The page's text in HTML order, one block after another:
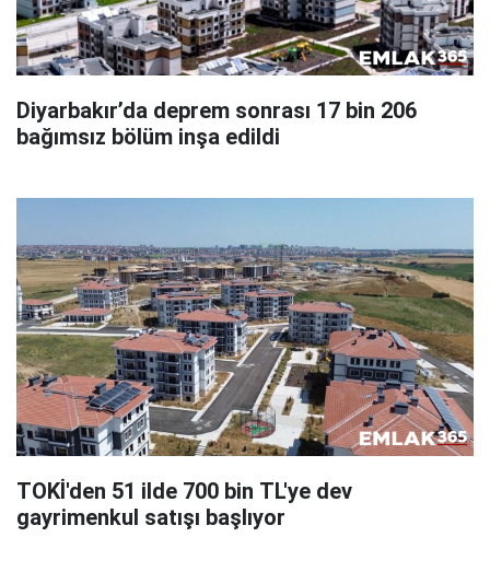
Diyarbakır’da deprem sonrası 17 bin 206
bağımsız bölüm inşa edildi
TOKİ'den 51 ilde 700 bin TL'ye dev
gayrimenkul satışı başlıyor